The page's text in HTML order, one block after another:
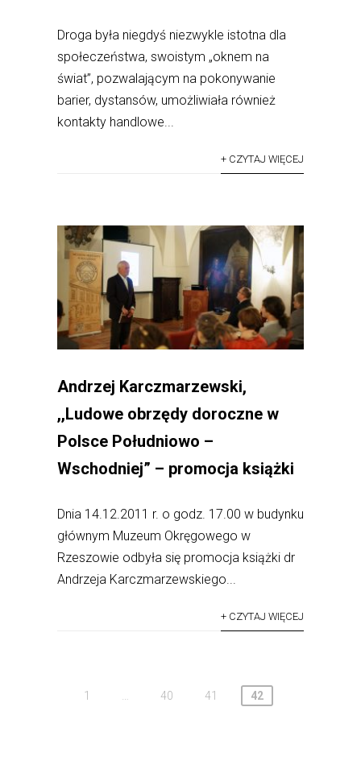
Droga była niegdyś niezwykle istotna dla
społeczeństwa, swoistym „oknem na
świat”, pozwalającym na pokonywanie
barier, dystansów, umożliwiała również
kontakty handlowe...
+ CZYTAJ WIĘCEJ
Andrzej Karczmarzewski,
,,Ludowe obrzędy doroczne w
Polsce Południowo –
Wschodniej” – promocja książki
Dnia 14.12.2011 r. o godz. 17.00 w budynku
głównym Muzeum Okręgowego w
Rzeszowie odbyła się promocja książki dr
Andrzeja Karczmarzewskiego...
+ CZYTAJ WIĘCEJ
1 40 41 42